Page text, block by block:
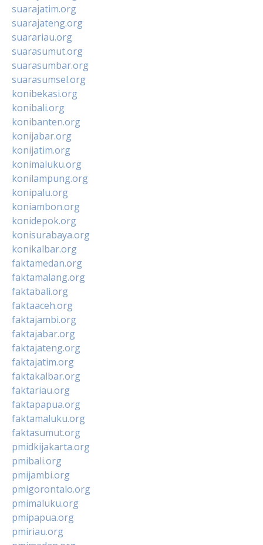
suarajatim.org
suarajateng.org
suarariau.org
suarasumut.org
suarasumbar.org
suarasumsel.org
konibekasi.org
konibali.org
konibanten.org
konijabar.org
konijatim.org
konimaluku.org
konilampung.org
konipalu.org
koniambon.org
konidepok.org
konisurabaya.org
konikalbar.org
faktamedan.org
faktamalang.org
faktabali.org
faktaaceh.org
faktajambi.org
faktajabar.org
faktajateng.org
faktajatim.org
faktakalbar.org
faktariau.org
faktapapua.org
faktamaluku.org
faktasumut.org
pmidkijakarta.org
pmibali.org
pmijambi.org
pmigorontalo.org
pmimaluku.org
pmipapua.org
pmiriau.org